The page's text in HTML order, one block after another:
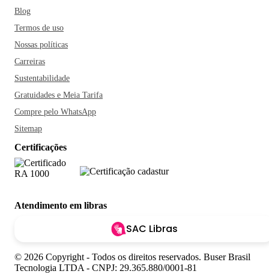
Blog
Termos de uso
Nossas políticas
Carreiras
Sustentabilidade
Gratuidades e Meia Tarifa
Compre pelo WhatsApp
Sitemap
Certificações
Atendimento em libras
SAC Libras
© 2026 Copyright - Todos os direitos reservados. Buser Brasil
Tecnologia LTDA - CNPJ: 29.365.880/0001-81